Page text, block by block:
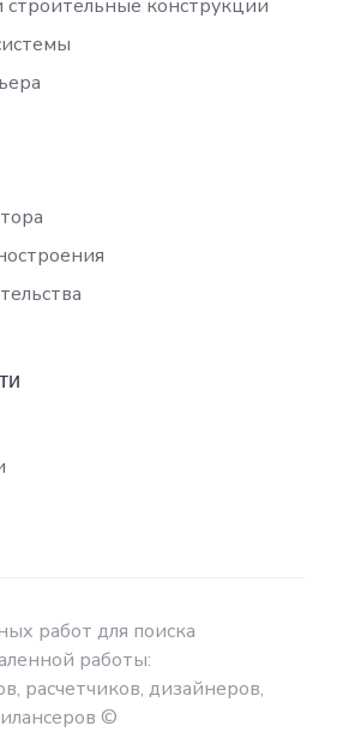
конструкции
работ для поиска
работы:
расчетчиков, дизайнеров,
©